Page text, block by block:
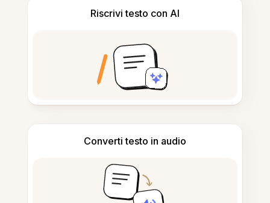
Riscrivi testo con AI
Converti testo in audio